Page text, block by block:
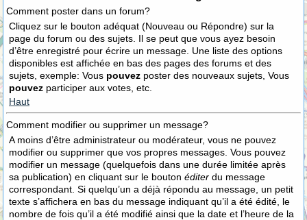
Comment poster dans un forum?
Cliquez sur le bouton adéquat (Nouveau ou Répondre) sur la
page du forum ou des sujets. Il se peut que vous ayez besoin
d’être enregistré pour écrire un message. Une liste des options
disponibles est affichée en bas des pages des forums et des
sujets, exemple: Vous pouvez poster des nouveaux sujets, Vous
pouvez participer aux votes, etc.
Haut
Comment modifier ou supprimer un message?
A moins d’être administrateur ou modérateur, vous ne pouvez
modifier ou supprimer que vos propres messages. Vous pouvez
modifier un message (quelquefois dans une durée limitée après
sa publication) en cliquant sur le bouton éditer du message
correspondant. Si quelqu’un a déjà répondu au message, un petit
texte s’affichera en bas du message indiquant qu’il a été édité, le
nombre de fois qu’il a été modifié ainsi que la date et l’heure de la